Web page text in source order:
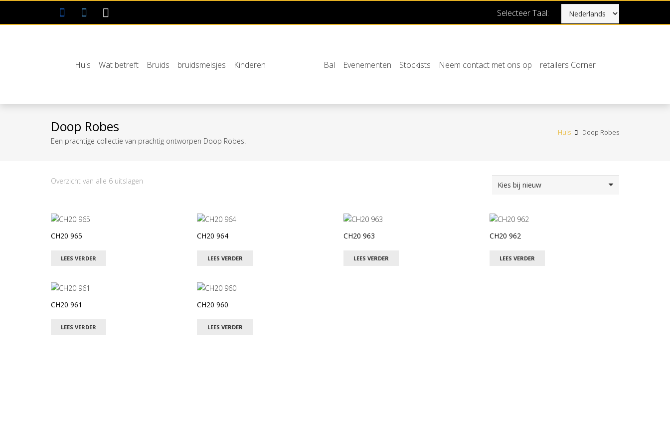
Selecteer Taal:
Huis Wat betreft Bruids bruidsmeisjes Kinderen Bal Evenementen Stockists Neem contact met ons op retailers Corner
Doop Robes
Een prachtige collectie van prachtig ontworpen Doop Robes.
Huis Doop Robes
Overzicht van alle 6 uitslagen
CH20 965
LEES VERDER
CH20 964
LEES VERDER
CH20 963
LEES VERDER
CH20 962
LEES VERDER
CH20 961
LEES VERDER
CH20 960
LEES VERDER